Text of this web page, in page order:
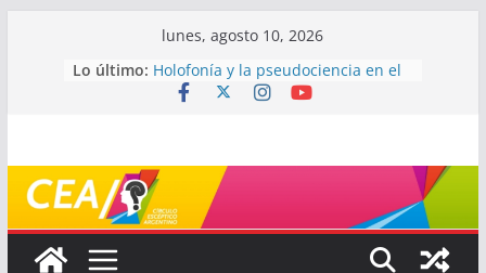
lunes, agosto 10, 2026
Lo último: Holofonía y la pseudociencia en el
audio
Mayéutica (o cómo debatir sin
terminar a los golpes)
Somos menos capaces de lo que